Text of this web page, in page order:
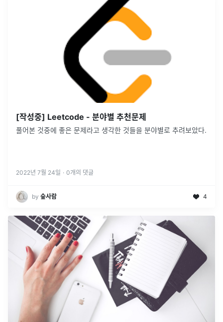
[작성중] Leetcode - 분야별 추천문제
풀어본 것중에 좋은 문제라고 생각한 것들을 분야별로 추려보았다.
2022년 7월 24일 · 0개의 댓글
by 숲사람 4